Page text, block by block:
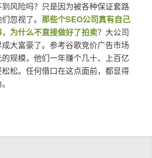
风险吗？只是因为被各种保证套路
忽视了。 那些个SEO公司真有自己
为什么不直接做好了拍卖？ 大公司
大富豪了。参考谷歌竞价广告市场
规模，他们一年赚个几十、上百亿
松。任何借口在这点面前，都显得